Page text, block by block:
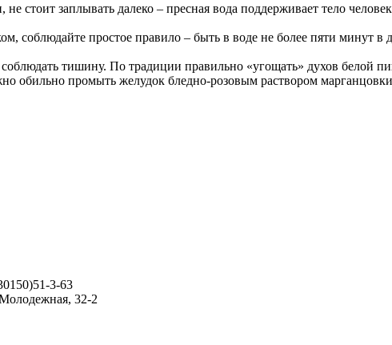
стоит заплывать далеко – пресная вода поддерживает тело
соблюдайте простое правило – быть в воде не более пяти минут в
тишину. По традиции правильно «угощать» духов белой
обильно промыть желудок бледно-розовым раствором
3-63
32-2